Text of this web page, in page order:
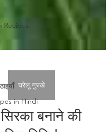
Recipes
in Hindi